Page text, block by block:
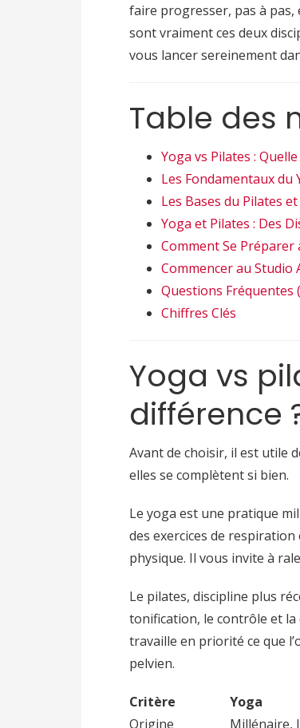
faire progresser, pas à pas,
sont vraiment ces deux
vous lancer sereinement
Table des
Yoga vs Pilates :
Les Fondamentaux
Les Bases du Pilates
Yoga et Pilates : Des
Comment Se Préparer
Commencer au Studio
Questions Fréquentes
Chiffres Clés
Yoga vs
différence
Avant de choisir, il est utile
elles se complètent si bien.
Le yoga est une pratique
des exercices de
physique. Il vous invite à
Le pilates, discipline plus
tonification, le contrôle et la
travaille en priorité ce que
pelvien.
Critère Yoga
Origine
Millénaire,